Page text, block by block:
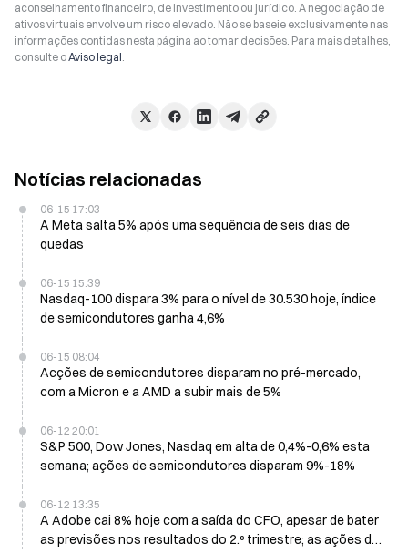
aconselhamento financeiro, de investimento ou jurídico. A negociação de
ativos virtuais envolve um risco elevado. Não se baseie exclusivamente nas
informações contidas nesta página ao tomar decisões. Para mais detalhes,
consulte oAviso legal.
Notícias relacionadas
06-15 17:03
A Meta salta 5% após uma sequência de seis dias de
quedas
06-15 15:39
Nasdaq-100 dispara 3% para o nível de 30.530 hoje, índice
de semicondutores ganha 4,6%
06-15 08:04
Acções de semicondutores disparam no pré-mercado,
com a Micron e a AMD a subir mais de 5%
06-12 20:01
S&P 500, Dow Jones, Nasdaq em alta de 0,4%-0,6% esta
semana; ações de semicondutores disparam 9%-18%
06-12 13:35
A Adobe cai 8% hoje com a saída do CFO, apesar de bater
as previsões nos resultados do 2.º trimestre; as ações do